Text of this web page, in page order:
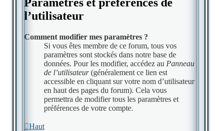
l’utilisateur
Comment modifier mes paramètres ?
Si vous êtes membre de ce forum, tous vos
paramètres sont stockés dans notre base de
données. Pour les modifier, accédez au Panneau
de l’utilisateur(généralement ce lien est
accessible en cliquant sur votre nom d’utilisateur
en haut des pages du forum). Cela vous
permettra de modifier tous les paramètres et
préférences de votre compte.
Haut